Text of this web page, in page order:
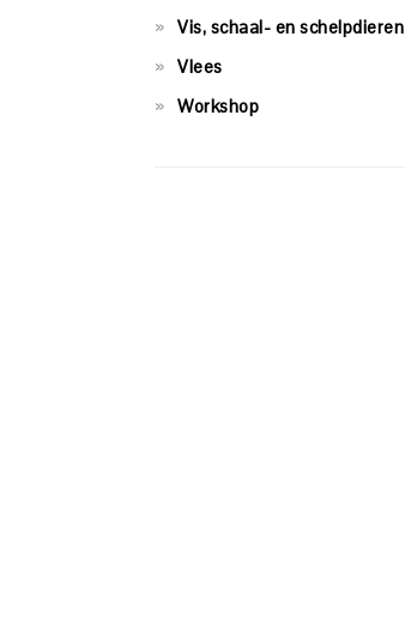
Vis, schaal- en schelpdieren
Vlees
Workshop